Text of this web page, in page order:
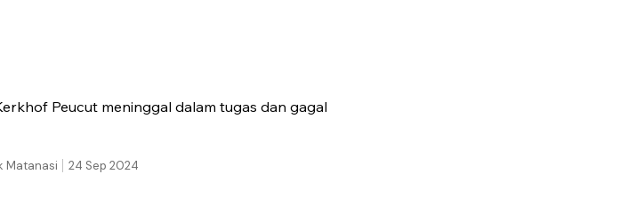
Peucut meninggal dalam tugas dan gagal
24 Sep 2024
Matanasi